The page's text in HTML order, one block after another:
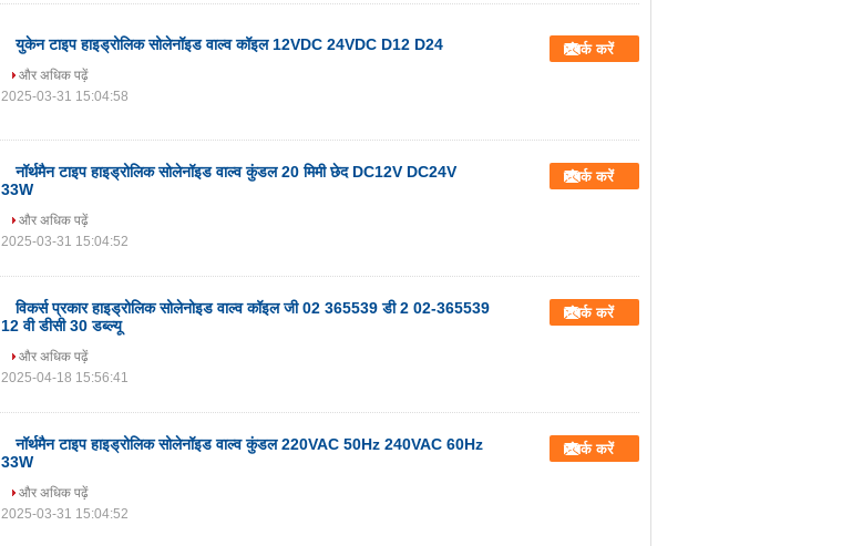
युकेन टाइप हाइड्रोलिक सोलेनॉइड वाल्व कॉइल 12VDC 24VDC D12 D24 संपर्क करें
और अधिक पढ़ें
2025-03-31 15:04:58
नॉर्थमैन टाइप हाइड्रोलिक सोलेनॉइड वाल्व कुंडल 20 मिमी छेद DC12V DC24V
33W
संपर्क करें
और अधिक पढ़ें
2025-03-31 15:04:52
विकर्स प्रकार हाइड्रोलिक सोलेनोइड वाल्व कॉइल जी 02 365539 डी 2 02-365539
12 वी डीसी 30 डब्ल्यू
संपर्क करें
और अधिक पढ़ें
2025-04-18 15:56:41
नॉर्थमैन टाइप हाइड्रोलिक सोलेनॉइड वाल्व कुंडल 220VAC 50Hz 240VAC 60Hz
33W
संपर्क करें
और अधिक पढ़ें
2025-03-31 15:04:52